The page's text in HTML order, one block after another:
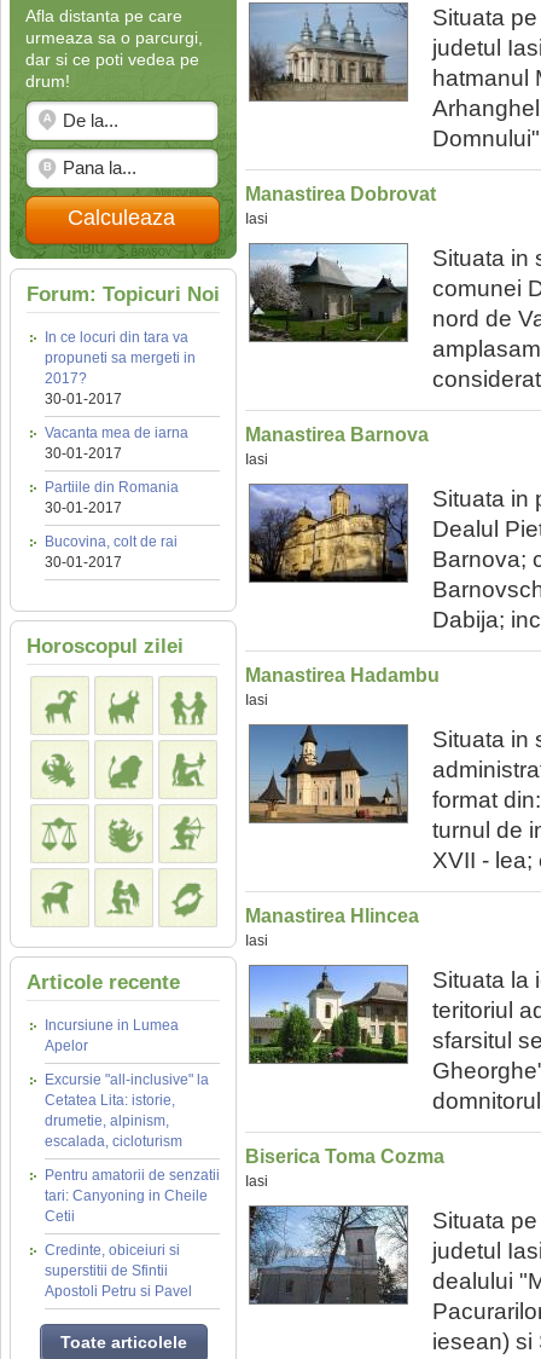
Afla distanta pe care
urmeaza sa o parcurgi,
dar si ce poti vedea pe
drum!
Calculeaza
Forum: Topicuri Noi
In ce locuri din tara va
propuneti sa mergeti in
2017?
30-01-2017
Vacanta mea de iarna
30-01-2017
Partiile din Romania
30-01-2017
Bucovina, colt de rai
30-01-2017
Horoscopul zilei
Articole recente
Incursiune in Lumea
Apelor
Excursie "all-inclusive" la
Cetatea Lita: istorie,
drumetie, alpinism,
escalada, cicloturism
Pentru amatorii de senzatii
tari: Canyoning in Cheile
Cetii
Credinte, obiceiuri si
superstitii de Sfintii
Apostoli Petru si Pavel
Toate articolele
Situata
judetul
hatmanul
Manastirea Dobrovat
Iasi
Situata in
comunei
nord de
Manastirea Barnova
Iasi
Situata in
Dealul
Barnova;
Dabija;
Manastirea Hadambu
Iasi
Situata in
format
turnul de
XVII - lea;
Manastirea Hlincea
Iasi
Situata la
teritoriul
sfarsitul
Biserica Toma Cozma
Iasi
Situata
judetul
dealului
iesean) si